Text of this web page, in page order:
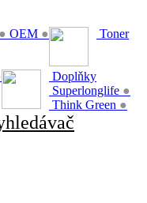
● OEM ● Toner
Doplňky
Superlonglife ●
Think Green ●